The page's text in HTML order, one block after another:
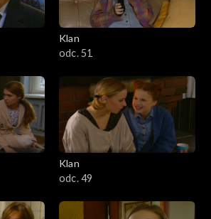
Klan
odc. 51
Klan
odc. 49